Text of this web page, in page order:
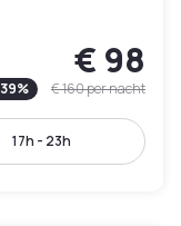
€ 98
39% € 160per nacht
17h - 23h